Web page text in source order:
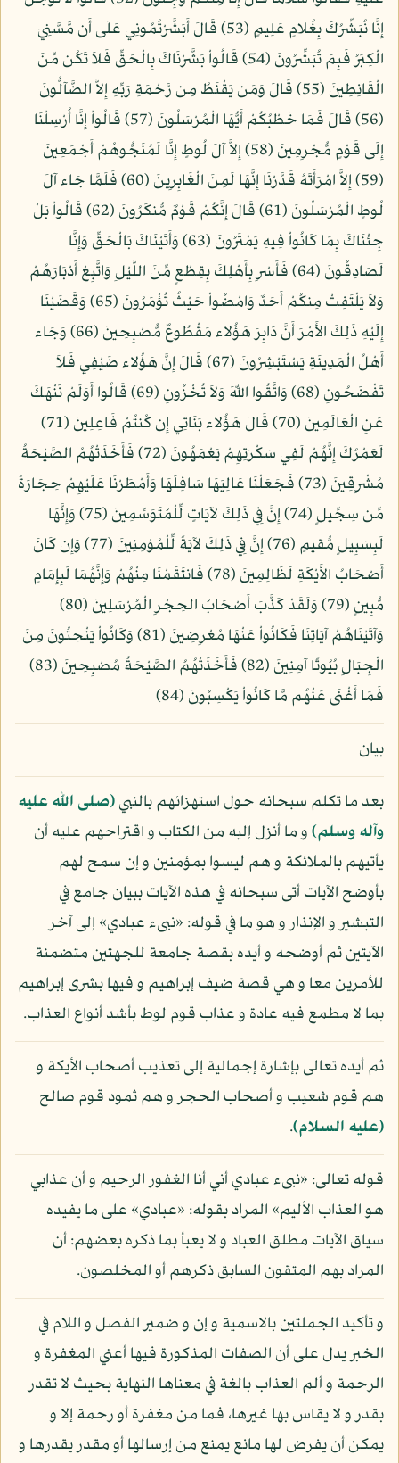
إِنَّا نُبَشِّرُكَ بِغُلامٍ عَلِيمٍ (53) قَالَ أَبَشَّرْتُمُونِي عَلَى أَن مَّسَّنِيَ
الْكِبَرُ فَبِمَ تُبَشِّرُونَ (54) قَالُواْ بَشَّرْنَاكَ بِالْحَقِّ فَلاَ تَكُن مِّنَ
الْقَانِطِينَ (55) قَالَ وَمَن يَقْنَطُ مِن رَّحْمَةِ رَبِّهِ إِلاَّ الضَّآلُّونَ
(56) قَالَ فَمَا خَطْبُكُمْ أَيُّهَا الْمُرْسَلُونَ (57) قَالُواْ إِنَّا أُرْسِلْنَا
إِلَى قَوْمٍ مُّجْرِمِينَ (58) إِلاَّ آلَ لُوطٍ إِنَّا لَمُنَجُّوهُمْ أَجْمَعِينَ
(59) إِلاَّ امْرَأَتَهُ قَدَّرْنَا إِنَّهَا لَمِنَ الْغَابِرِينَ (60) فَلَمَّا جَاء آلَ
لُوطٍ الْمُرْسَلُونَ (61) قَالَ إِنَّكُمْ قَوْمٌ مُّنكَرُونَ (62) قَالُواْ بَلْ
جِئْنَاكَ بِمَا كَانُواْ فِيهِ يَمْتَرُونَ (63) وَأَتَيْنَاكَ بَالْحَقِّ وَإِنَّا
لَصَادِقُونَ (64) فَأَسْرِ بِأَهْلِكَ بِقِطْعٍ مِّنَ اللَّيْلِ وَاتَّبِعْ أَدْبَارَهُمْ
وَلاَ يَلْتَفِتْ مِنكُمْ أَحَدٌ وَامْضُواْ حَيْثُ تُؤْمَرُونَ (65) وَقَضَيْنَا
إِلَيْهِ ذَلِكَ الأَمْرَ أَنَّ دَابِرَ هَؤُلاء مَقْطُوعٌ مُّصْبِحِينَ (66) وَجَاء
أَهْلُ الْمَدِينَةِ يَسْتَبْشِرُونَ (67) قَالَ إِنَّ هَؤُلاء ضَيْفِي فَلاَ
تَفْضَحُونِ (68) وَاتَّقُوا اللّهَ وَلاَ تُخْزُونِ (69) قَالُوا أَوَلَمْ نَنْهَكَ
عَنِ الْعَالَمِينَ (70) قَالَ هَؤُلاء بَنَاتِي إِن كُنتُمْ فَاعِلِينَ (71)
لَعَمْرُكَ إِنَّهُمْ لَفِي سَكْرَتِهِمْ يَعْمَهُونَ (72) فَأَخَذَتْهُمُ الصَّيْحَةُ
مُشْرِقِينَ (73) فَجَعَلْنَا عَالِيَهَا سَافِلَهَا وَأَمْطَرْنَا عَلَيْهِمْ حِجَارَةً
مِّن سِجِّيلٍ (74) إِنَّ فِي ذَلِكَ لآيَاتٍ لِّلْمُتَوَسِّمِينَ (75) وَإِنَّهَا
لَبِسَبِيلٍ مُّقيمٍ (76) إِنَّ فِي ذَلِكَ لآيَةً لِّلْمُؤمِنِينَ (77) وَإِن كَانَ
أَصْحَابُ الأَيْكَةِ لَظَالِمِينَ (78) فَانتَقَمْنَا مِنْهُمْ وَإِنَّهُمَا لَبِإِمَامٍ
مُّبِينٍ (79) وَلَقَدْ كَذَّبَ أَصْحَابُ الحِجْرِ الْمُرْسَلِينَ (80)
وَآتَيْنَاهُمْ آيَاتِنَا فَكَانُواْ عَنْهَا مُعْرِضِينَ (81) وَكَانُواْ يَنْحِتُونَ مِنَ
الْجِبَالِ بُيُوتًا آمِنِينَ (82) فَأَخَذَتْهُمُ الصَّيْحَةُ مُصْبِحِينَ (83)
فَمَا أَغْنَى عَنْهُم مَّا كَانُواْ يَكْسِبُونَ (84)
بيان
بعد ما تكلم سبحانه حول استهزائهم بالنبي(صلى الله عليه
وآله وسلم)و ما أنزل إليه من الكتاب و اقتراحهم عليه أن
يأتيهم بالملائكة و هم ليسوا بمؤمنين و إن سمح لهم
بأوضح الآيات أتى سبحانه في هذه الآيات ببيان جامع في
التبشير و الإنذار و هو ما في قوله: «نبىء عبادي» إلى آخر
الآيتين ثم أوضحه و أيده بقصة جامعة للجهتين متضمنة
للأمرين معا و هي قصة ضيف إبراهيم و فيها بشرى إبراهيم
بما لا مطمع فيه عادة و عذاب قوم لوط بأشد أنواع العذاب.
ثم أيده تعالى بإشارة إجمالية إلى تعذيب أصحاب الأيكة و
هم قوم شعيب و أصحاب الحجر و هم ثمود قوم صالح
(عليه السلام).
قوله تعالى: «نبىء عبادي أني أنا الغفور الرحيم و أن عذابي
هو العذاب الأليم» المراد بقوله: «عبادي» على ما يفيده
سياق الآيات مطلق العباد و لا يعبأ بما ذكره بعضهم: أن
المراد بهم المتقون السابق ذكرهم أو المخلصون.
و تأكيد الجملتين بالاسمية و إن و ضمير الفصل و اللام في
الخبر يدل على أن الصفات المذكورة فيها أعني المغفرة و
الرحمة و ألم العذاب بالغة في معناها النهاية بحيث لا تقدر
بقدر و لا يقاس بها غيرها، فما من مغفرة أو رحمة إلا و
يمكن أن يفرض لها مانع يمنع من إرسالها أو مقدر يقدرها و